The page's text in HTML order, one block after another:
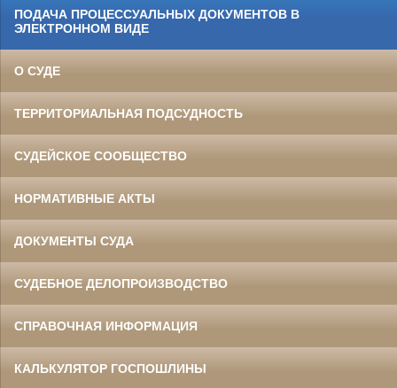
ПОДАЧА ПРОЦЕССУАЛЬНЫХ ДОКУМЕНТОВ В
ЭЛЕКТРОННОМ ВИДЕ
О СУДЕ
ТЕРРИТОРИАЛЬНАЯ ПОДСУДНОСТЬ
СУДЕЙСКОЕ СООБЩЕСТВО
НОРМАТИВНЫЕ АКТЫ
ДОКУМЕНТЫ СУДА
СУДЕБНОЕ ДЕЛОПРОИЗВОДСТВО
СПРАВОЧНАЯ ИНФОРМАЦИЯ
КАЛЬКУЛЯТОР ГОСПОШЛИНЫ